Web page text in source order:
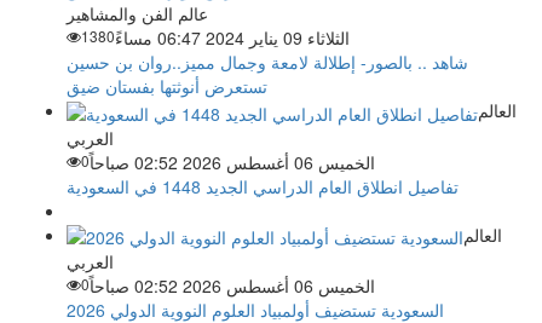
عالم الفن والمشاهير
الثلاثاء 09 يناير 2024 06:47 مساءً
1380
شاهد .. بالصور- إطلالة لامعة وجمال مميز..روان بن حسين
تستعرض أنوثتها بفستان ضيق
العالم
العربي
الخميس 06 أغسطس 2026 02:52 صباحاً
0
تفاصيل انطلاق العام الدراسي الجديد 1448 في السعودية
العالم
العربي
الخميس 06 أغسطس 2026 02:52 صباحاً
0
السعودية تستضيف أولمبياد العلوم النووية الدولي 2026